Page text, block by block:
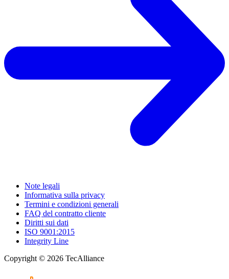
Note legali
Informativa sulla privacy
Termini e condizioni generali
FAQ del contratto cliente
Diritti sui dati
ISO 9001:2015
Integrity Line
Copyright © 2026 TecAlliance